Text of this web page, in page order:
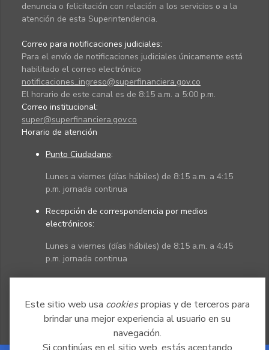
Este sitio web usa cookiespropias y de terceros para
brindar una mejor experiencia al usuario en su
navegación.
denuncia o felicitación con relación a los servicios o a la
atención de esta Superintendencia.
Correo para notificaciones judiciales:
Para el envío de notificaciones judiciales únicamente está
habilitado el correo electrónico
notificaciones_ingreso@superfinanciera.gov.co
El horario de este canal es de 8:15 a.m. a 5:00 p.m.
Correo institucional:
super@superfinanciera.gov.co
Horario de atención
Punto Ciudadano:
Lunes a viernes (días hábiles) de 8:15 a.m. a 4:15
p.m. jornada continua
Recepción de correspondencia por medios
electrónicos:
Lunes a viernes (días hábiles) de 8:15 a.m. a 4:45
p.m. jornada continua